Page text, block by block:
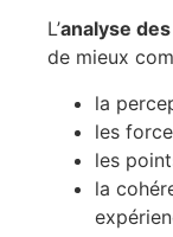
L’analyse
de mieux
la
les
les
la